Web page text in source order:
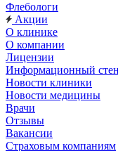
Флебологи
Акции
О клинике
О компании
Лицензии
Информационный
Новости клиники
Новости медицины
Врачи
Отзывы
Вакансии
Страховым компаниям